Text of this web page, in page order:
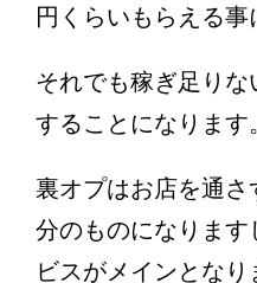
円くらいもらえる事
それでも稼ぎ足りな
することになります。
裏オプはお店を通
分のものになりま
ビスがメインとなり